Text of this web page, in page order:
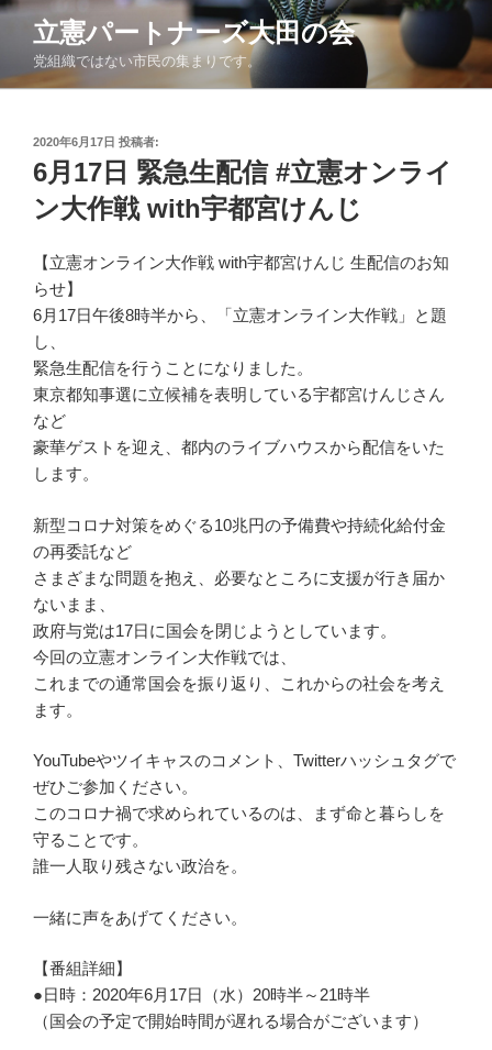
コ
ン
立憲パートナーズ大田の会
党組織ではない市民の集まりです。
投
稿
日:
2020年6月17日 投稿者:
6月17日 緊急生配信 #立憲オンライ
ン大作戦 with宇都宮けんじ
【立憲オンライン大作戦 with宇都宮けんじ 生配信のお知
らせ】
6月17日午後8時半から、「立憲オンライン大作戦」と題
し
緊急生配信を行うことになりました。
東京都知事選に立候補を表明している宇都宮けんじさん
など
豪華ゲストを迎え、都内のライブハウスから配信をいた
します。
新型コロナ対策をめぐる10兆円の予備費や持続化給付金
の再委託など
さまざまな問題を抱え、必要なところに支援が行き届か
ないまま、
政府与党は17日に国会を閉じようとしています。
今回の立憲オンライン大作戦では、
これまでの通常国会を振り返り、これからの社会を考え
ます。
YouTubeやツイキャスのコメント、Twitterハッシュ タグで
ぜひご参加ください。
このコロナ禍で求められているのは、まず命と暮らしを
守ることです。
誰一人取り残さない政治を。
一緒に声をあげてください。
【番組詳細】
●日時：2020年6月17日（水）20時半～21時半
（国会の予定で開始時間が遅れる場合がございます）